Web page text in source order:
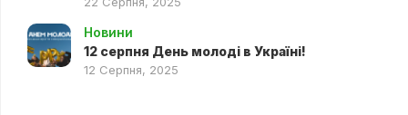
Новини
12 серпня День молоді в Україні!
12 Серпня, 2025